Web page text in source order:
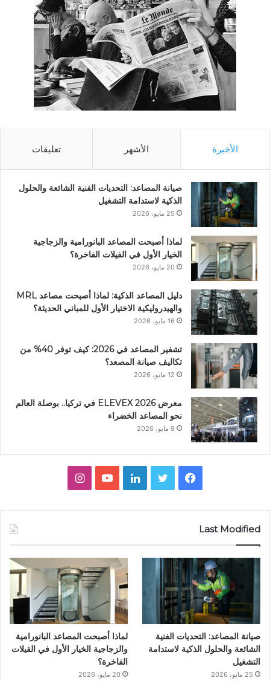
الأخيرة الأشهر تعليقات
صيانة المصاعد: التحديات الفنية الشائعة والحلول
الذكية لاستدامة التشغيل
25 مايو، 2026
لماذا أصبحت المصاعد البانورامية والزجاجية
الخيار الأول في الفيلات الفاخرة؟
20 مايو، 2026
دليل المصاعد الذكية: لماذا أصبحت مصاعد MRL
والهيدروليكية الاختيار الأول للمباني الحديثة؟
16 مايو، 2026
تشفير المصاعد في 2026: كيف توفر 40% من
تكاليف صيانة المصعد؟
12 مايو، 2026
معرض ELEVEX 2026 في تركيا.. بوصلة العالم
نحو المصاعد الخضراء
9 مايو، 2026
ب
و
ك
ت
ر
ك
د
إ
ن
ي
و
ت
ق
ر
ا
م
Last Modified
صيانة المصاعد: التحديات الفنية
الشائعة والحلول الذكية لاستدامة
التشغيل
25 مايو، 2026
لماذا أصبحت المصاعد البانورامية
والزجاجية الخيار الأول في الفيلات
الفاخرة؟
20 مايو، 2026